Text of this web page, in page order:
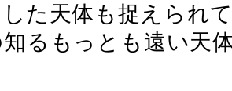
た天体も捉えられ
るもっとも遠い天